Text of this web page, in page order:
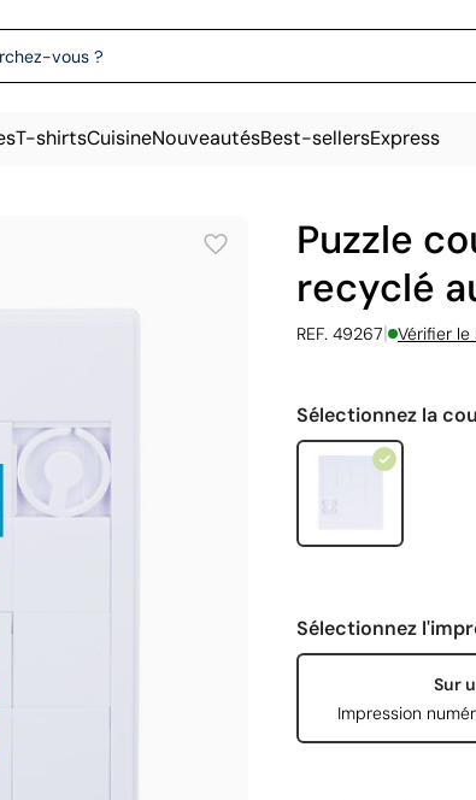
T-shirtsCuisineNouveautésBest-sellersExpress
Puzzle
recyclé
REF. 49267| Vérifier
Sélectionnez la
Sélectionnez
Sur
Impression